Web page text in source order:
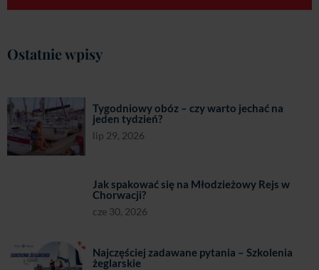
Ostatnie wpisy
Tygodniowy obóz – czy warto jechać na
jeden tydzień?
lip 29, 2026
Jak spakować się na Młodzieżowy Rejs w
Chorwacji?
cze 30, 2026
Najczęściej zadawane pytania – Szkolenia
żeglarskie